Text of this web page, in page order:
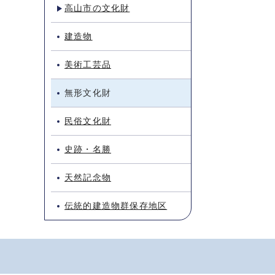
高山市の文化財
建造物
美術工芸品
無形文化財
民俗文化財
史跡・名勝
天然記念物
伝統的建造物群保存地区